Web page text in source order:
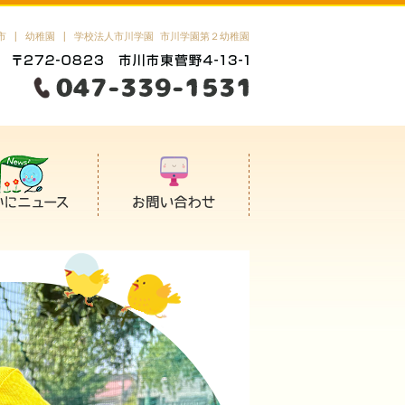
| 幼稚園 | 学校法人市川学園 市川学園第２幼稚園